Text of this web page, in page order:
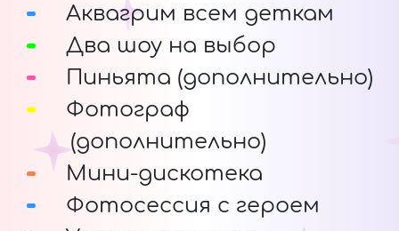
Аквагрим всем деткам
Два шоу на выбор
Пиньята (дополнительно)
Фотограф
(дополнительно)
Мини-дискотека
Фотосессия с героем